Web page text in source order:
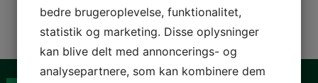
bedre brugeroplevelse, funktionalitet,
statistik og marketing. Disse oplysninger
kan blive delt med annoncerings- og
analysepartnere, som kan kombinere dem